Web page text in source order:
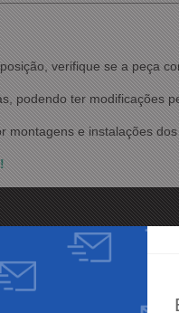
verifique se a peça
podendo ter modificações
montagens e instalações